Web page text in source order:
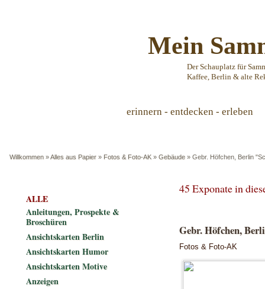
Mein
Der Schauplatz für
Kaffee, Berlin & alte
erinnern - entdecken - erleben
Willkommen »Alles aus Papier » Fotos & Foto-AK » Gebäude » Gebr. Höfchen, Berlin
45 Exponate in
Gebr. Höfchen,
Fotos & Foto-AK
ALLE
Anleitungen, Prospekte &
Broschüren
Ansichtskarten Berlin
Ansichtskarten Humor
Ansichtskarten Motive
Anzeigen